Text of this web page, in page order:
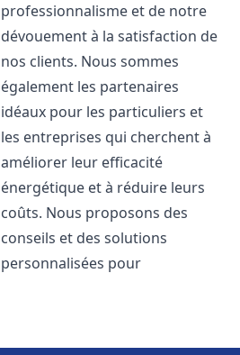
professionnalisme et de notre
dévouement à la satisfaction de
nos clients. Nous sommes
également les partenaires
idéaux pour les particuliers et
les entreprises qui cherchent à
améliorer leur efficacité
énergétique et à réduire leurs
coûts. Nous proposons des
conseils et des solutions
personnalisées pour